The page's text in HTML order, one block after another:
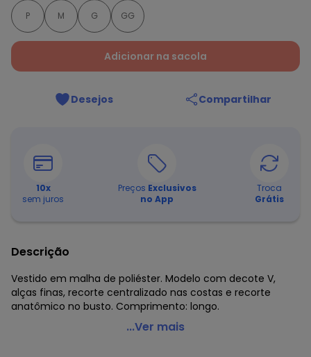
P M G GG
Adicionar na sacola
Desejos Compartilhar
10x
sem juros
Preços Exclusivos
no App
Troca
Grátis
Descrição
Vestido em malha de poliéster. Modelo com decote V,
alças finas, recorte centralizado nas costas e recorte
anatômico no busto. Comprimento: longo.
Moda Pop - Vestido Longo Floral com Alças
...Ver mais